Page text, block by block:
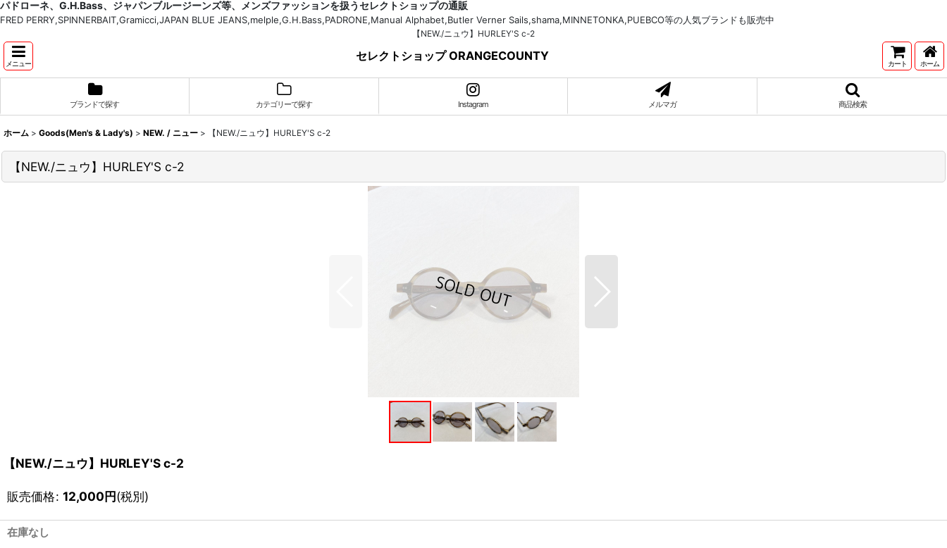
パドローネ、G.H.Bass、ジャパンブルージーンズ等、メンズファッションを扱うセレクトショップの通販
FRED PERRY,SPINNERBAIT,Gramicci,JAPAN BLUE JEANS,melple,G.H.Bass,PADRONE,Manual Alphabet,Butler Verner Sails,shama,MINNETONKA,PUEBCO等の人気ブランドも販売中
【NEW./ニュウ】HURLEY'S c-2
メニュー
セレクトショップ ORANGECOUNTY
カート ホーム
ブランドで探す カテゴリーで探す Instagram メルマガ 商品検索
ホーム > Goods(Men's & Lady's) > NEW. / ニュー > 【NEW./ニュウ】HURLEY'S c-2
【NEW./ニュウ】HURLEY'S c-2
【NEW./ニュウ】HURLEY'S c-2
販売価格: 12,000円(税別)
在庫なし